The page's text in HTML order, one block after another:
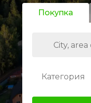
Покупка
Категория